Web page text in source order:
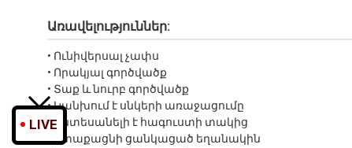
Առավելություններ:
• Ունիվերսալ չափս
• Որակյալ գործվածք
• Տաք և նուրբ գործվածք
• Կանխում է սնկերի առաջացումը
• Անտեսանելի է հագուստի տակից
• Կտաքացնի ցանկացած եղանակին
LIVE